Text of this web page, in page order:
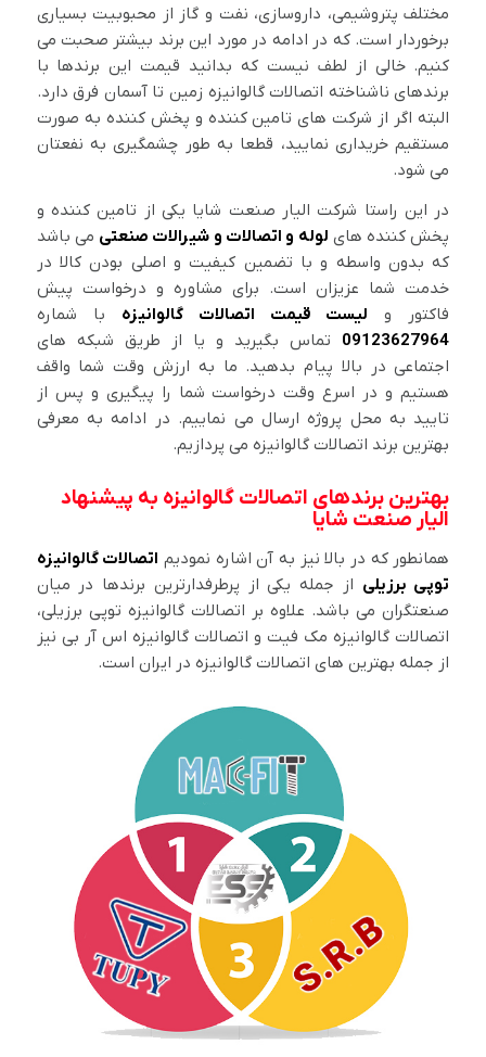
مختلف پتروشیمی، داروسازی، نفت و گاز از محبوبیت بسیاری
برخوردار است. که در ادامه در مورد این برند بیشتر صحبت می
کنیم. خالی از لطف نیست که بدانید قیمت این برندها با
برندهای ناشناخته اتصالات گالوانیزه زمین تا آسمان فرق دارد.
البته اگر از شرکت های تامین کننده و پخش کننده به صورت
مستقیم خریداری نمایید، قطعا به طور چشمگیری به نفعتان
می شود.
در این راستا شرکت الیار صنعت شایا یکی از تامین کننده و
پخش کننده های لوله و اتصالات و شیرالات صنعتی می باشد
که بدون واسطه و با تضمین کیفیت و اصلی بودن کالا در
خدمت شما عزیزان است. برای مشاوره و درخواست پیش
فاکتور و لیست قیمت اتصالات گالوانیزه با شماره
09123627964 تماس بگیرید و یا از طریق شبکه های
اجتماعی در بالا پیام بدهید. ما به ارزش وقت شما واقف
هستیم و در اسرع وقت درخواست شما را پیگیری و پس از
تایید به محل پروژه ارسال می نماییم. در ادامه به معرفی
بهترین برند اتصالات گالوانیزه می پردازیم.
بهترین برندهای اتصالات گالوانیزه به پیشنهاد
الیار صنعت شایا
همانطور که در بالا نیز به آن اشاره نمودیم اتصالات گالوانیزه
توپی برزیلی از جمله یکی از پرطرفدارترین برندها در میان
صنعتگران می باشد. علاوه بر اتصالات گالوانیزه توپی برزیلی،
اتصالات گالوانیزه مک فیت و اتصالات گالوانیزه اس آر بی نیز
از جمله بهترین های اتصالات گالوانیزه در ایران است.